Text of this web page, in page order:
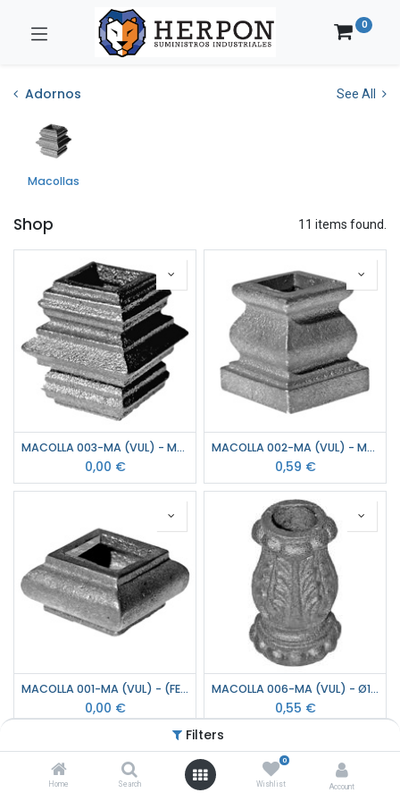
Filters
Home Search
0
Wishlist Account
0
Adornos See All
Macollas
Shop 11 items found.
MACOLLA 003-MA (VUL) - MA-002 (FERR) CUADRADO # CENTRAL GRANDE
0,00 €
MACOLLA 002-MA (VUL) - MA-003 (FERR) CUADRADO # BASE
0,59 €
MACOLLA 001-MA (VUL) - (FERR) NUDILLO CUADRADO #
0,00 €
MACOLLA 006-MA (VUL) - Ø16 (FERR) BASE
0,55 €